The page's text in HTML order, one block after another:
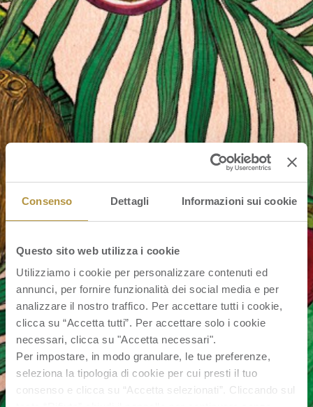
Consenso Dettagli Informazioni sui cookie
Questo sito web utilizza i cookie
Utilizziamo i cookie per personalizzare contenuti ed
annunci, per fornire funzionalità dei social media e per
analizzare il nostro traffico. Per accettare tutti i cookie,
clicca su “Accetta tutti”. Per accettare solo i cookie
necessari, clicca su "Accetta necessari".
Per impostare, in modo granulare, le tue preferenze,
seleziona la tipologia di cookie per cui presti il tuo
consenso e clicca su “Accetta selezionati”. Cliccando sul